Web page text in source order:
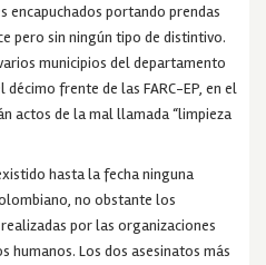
encapuchados portando prendas
pero sin ningún tipo de distintivo.
municipios del departamento
frente de las FARC-EP, en el
actos de la mal llamada “limpieza
hasta la fecha ninguna
no obstante los
por las organizaciones
humanos. Los dos asesinatos más